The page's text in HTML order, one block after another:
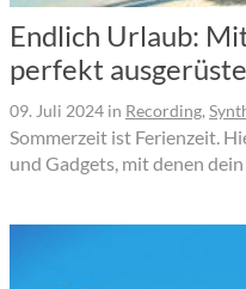
Endlich Urlaub:
perfekt
09. Juli 2024 in Recording,
Sommerzeit ist Ferienzeit.
und Gadgets, mit denen